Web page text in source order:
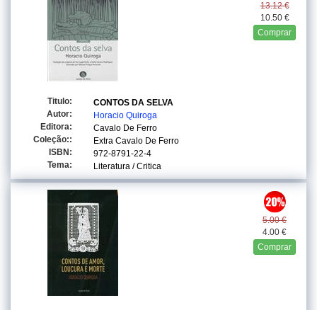
13.12 €
10.50 €
Comprar
Titulo:
CONTOS DA SELVA
Autor:
Horacio Quiroga
Editora:
Cavalo De Ferro
Coleção::
Extra Cavalo De Ferro
ISBN:
972-8791-22-4
Tema:
Literatura / Critica
5.00 €
4.00 €
Comprar